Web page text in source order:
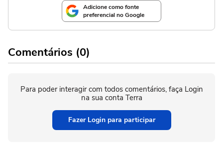
Adicione como fonte
preferencial no Google
Comentários (0)
Para poder interagir com todos comentários, faça Login
na sua conta Terra
Fazer Login para participar